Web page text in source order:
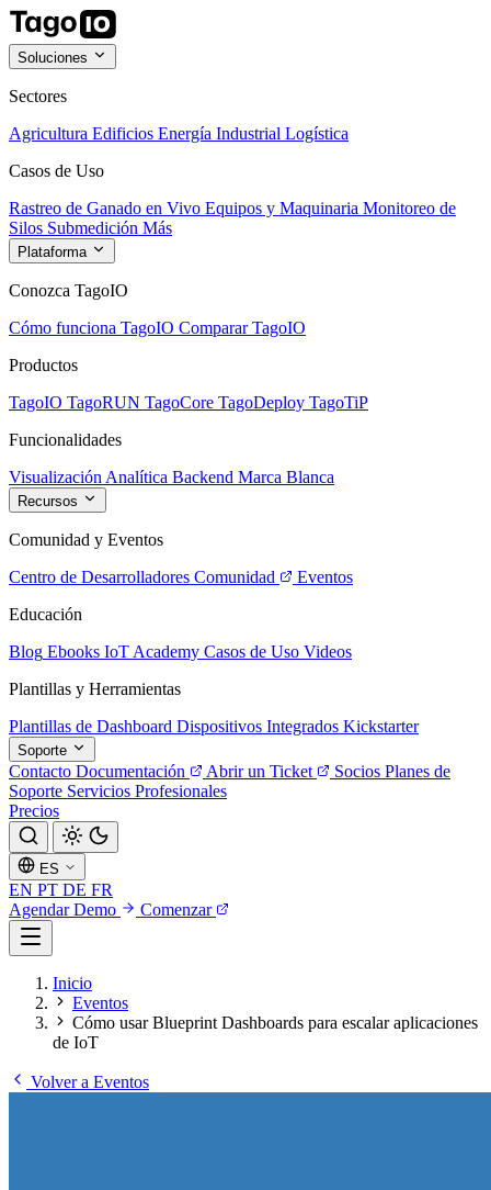
Soluciones
Sectores
Agricultura Edificios Energía Industrial Logística
Casos de Uso
Rastreo de Ganado en Vivo Equipos y Maquinaria Monitoreo de
Silos Submedición Más
Plataforma
Conozca TagoIO
Cómo funciona TagoIO Comparar TagoIO
Productos
TagoIO TagoRUN TagoCore TagoDeploy TagoTiP
Funcionalidades
Visualización Analítica Backend Marca Blanca
Recursos
Comunidad y Eventos
Centro de Desarrolladores Comunidad
Eventos
Educación
Blog Ebooks IoT Academy Casos de Uso Videos
Plantillas y Herramientas
Plantillas de Dashboard Dispositivos Integrados Kickstarter
Soporte
Contacto Documentación Abrir un Ticket Socios Planes de
Soporte Servicios Profesionales
Precios
ES
EN PT DE FR
Agendar Demo
Comenzar
Inicio
Eventos
Cómo usar Blueprint Dashboards para escalar aplicaciones
de IoT
Volver a Eventos